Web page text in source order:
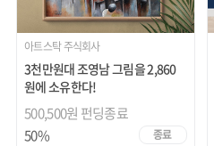
아트스탁 주식회사
3천만원대 조영남 그림을 2,860
원에 소유한다!
500,500원 펀딩종료
종료
50%